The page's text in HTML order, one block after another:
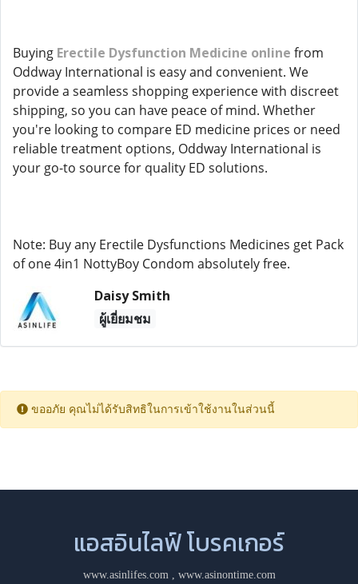
Buying Erectile Dysfunction Medicine online from
Oddway International is easy and convenient. We
provide a seamless shopping experience with discreet
shipping, so you can have peace of mind. Whether
you're looking to compare ED medicine prices or need
reliable treatment options, Oddway International is
your go-to source for quality ED solutions.
Note: Buy any Erectile Dysfunctions Medicines get Pack
of one 4in1 NottyBoy Condom absolutely free.
Daisy Smith
ผู้เยี่ยมชม
ขออภัย คุณไม่ได้รับสิทธิในการเข้าใช้งานในส่วนนี้
แอสอินไลฟ์ โบรคเกอร์
www.asinlifes.com, www.asinontime.com